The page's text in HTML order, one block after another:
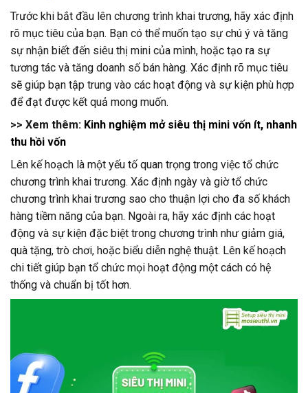
Trước khi bắt đầu lên chương trình khai trương, hãy xác định
rõ mục tiêu của bạn. Bạn có thể muốn tạo sự chú ý và tăng
sự nhận biết đến siêu thị mini của mình, hoặc tạo ra sự
tương tác và tăng doanh số bán hàng. Xác định rõ mục tiêu
sẽ giúp bạn tập trung vào các hoạt động và sự kiện phù hợp
để đạt được kết quả mong muốn.
>> Xem thêm: Kinh nghiệm mở siêu thị mini vốn ít, nhanh
thu hồi vốn
Lên kế hoạch là một yếu tố quan trọng trong việc tổ chức
chương trình khai trương. Xác định ngày và giờ tổ chức
chương trình khai trương sao cho thuận lợi cho đa số khách
hàng tiềm năng của bạn. Ngoài ra, hãy xác định các hoạt
động và sự kiện đặc biệt trong chương trình như giảm giá,
quà tặng, trò chơi, hoặc biểu diễn nghệ thuật. Lên kế hoạch
chi tiết giúp bạn tổ chức mọi hoạt động một cách có hệ
thống và chuẩn bị tốt hơn.